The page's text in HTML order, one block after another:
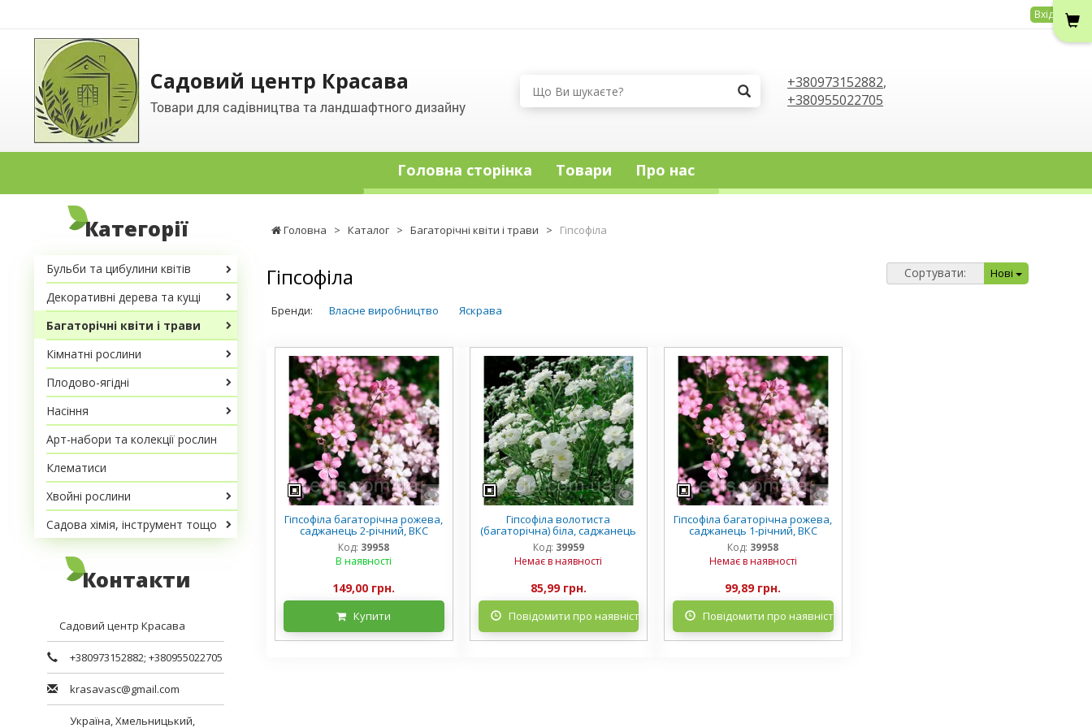
Вхід
Садовий центр Красава
Товари для садівництва та ландшафтного дизайну
+380973152882,
+380955022705
Головна сторінка Товари Про нас
Головна > Каталог > Багаторічні квіти і трави > Гіпсофіла
Гіпсофіла Сортувати: Нові
Бренди: Власне виробництво Яскрава
Гіпсофіла багаторічна рожева,
саджанець 2-річний, ВКС
Код: 39958
В наявності
149,00 грн.
Купити
Гіпсофіла волотиста
(багаторічна) біла, саджанець
Код: 39959
Немає в наявності
85,99 грн.
Повідомити про наявність
Гіпсофіла багаторічна рожева,
саджанець 1-річний, ВКС
Код: 39958
Немає в наявності
99,89 грн.
Повідомити про наявність
Категорії
Бульби та цибулини квітів
Декоративні дерева та кущі
Багаторічні квіти і трави
Кімнатні рослини
Плодово-ягідні
Насіння
Арт-набори та колекції рослин
Клематиси
Хвойні рослини
Садова хімія, інструмент тощо
Контакти
Садовий центр Красава
+380973152882; +380955022705
krasavasc@gmail.com
Україна,Хмельницький,